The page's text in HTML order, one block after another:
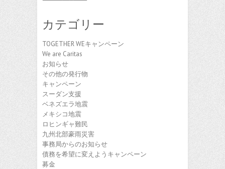
イ
カテゴリー
TOGETHER WEキャンペーン
We are Caritas
お知らせ
その他の発行物
キャンペーン
スーダン支援
ベネズエラ地震
メキシコ地震
ロヒンギャ難民
九州北部豪雨災害
事務局からのお知らせ
債務を希望に変えようキャンペーン
募金